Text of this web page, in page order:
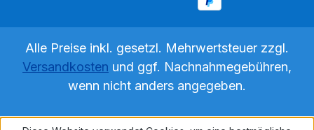
Alle Preise inkl. gesetzl. Mehrwertsteuer zzgl.
Versandkosten und ggf. Nachnahmegebühren,
wenn nicht anders angegeben.